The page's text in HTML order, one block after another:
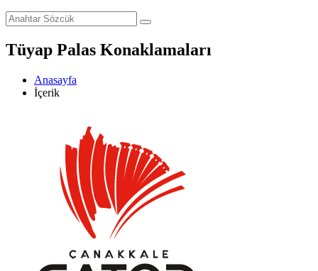
Tüyap Palas Konaklamaları
Anasayfa
İçerik